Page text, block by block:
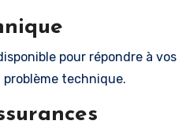
pour répondre à vos
technique.